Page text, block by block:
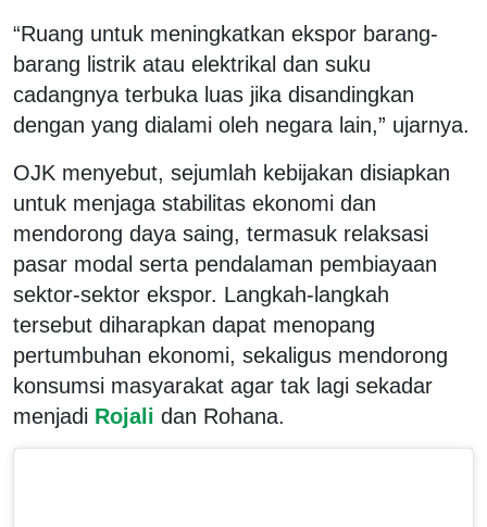
“Ruang untuk meningkatkan ekspor barang-
barang listrik atau elektrikal dan suku
cadangnya terbuka luas jika disandingkan
dengan yang dialami oleh negara lain,” ujarnya.
OJK menyebut, sejumlah kebijakan disiapkan
untuk menjaga stabilitas ekonomi dan
mendorong daya saing, termasuk relaksasi
pasar modal serta pendalaman pembiayaan
sektor-sektor ekspor. Langkah-langkah
tersebut diharapkan dapat menopang
pertumbuhan ekonomi, sekaligus mendorong
konsumsi masyarakat agar tak lagi sekadar
menjadi Rojali dan Rohana.